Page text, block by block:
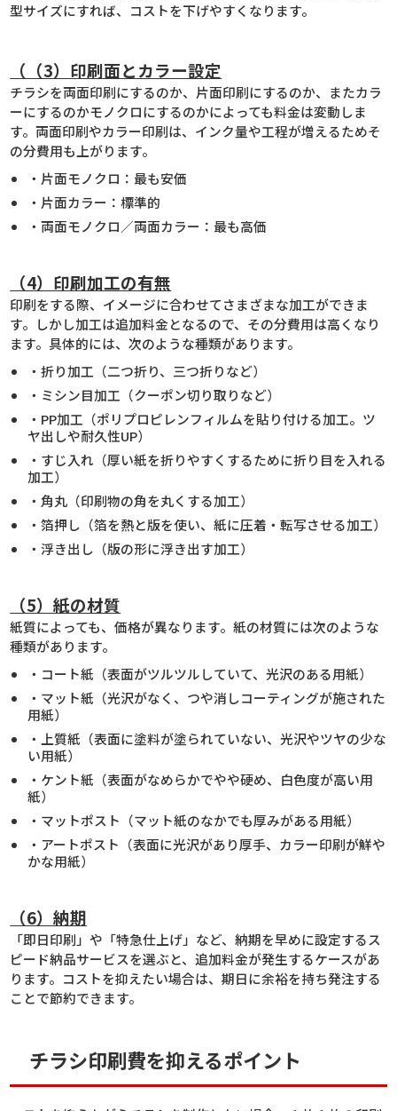
型サイズにすれば、コストを下げやすくなります。
（（3）印刷面とカラー設定
チラシを両面印刷にするのか、片面印刷にするのか、またカラ
ーにするのかモノクロにするのかによっても料金は変動しま
す。両面印刷やカラー印刷は、インク量や工程が増えるためそ
の分費用も上がります。
・片面モノクロ：最も安価
・片面カラー：標準的
・両面モノクロ／両面カラー：最も高価
（4）印刷加工の有無
印刷をする際、イメージに合わせてさまざまな加工ができま
す。しかし加工は追加料金となるので、その分費用は高くなり
ます。具体的には、次のような種類があります。
・折り加工（二つ折り、三つ折りなど）
・ミシン目加工（クーポン切り取りなど）
・PP加工（ポリプロピレンフィルムを貼り付ける加工。ツ
ヤ出しや耐久性UP）
・すじ入れ（厚い紙を折りやすくするために折り目を入れる
加工）
・角丸（印刷物の角を丸くする加工）
・箔押し（箔を熱と版を使い、紙に圧着・転写させる加工）
・浮き出し（版の形に浮き出す加工）
（5）紙の材質
紙質によっても、価格が異なります。紙の材質には次のような
種類があります。
・コート紙（表面がツルツルしていて、光沢のある用紙）
・マット紙（光沢がなく、つや消しコーティングが施された
用紙）
・上質紙（表面に塗料が塗られていない、光沢やツヤの少な
い用紙）
・ケント紙（表面がなめらかでやや硬め、白色度が高い用
紙）
・マットポスト（マット紙のなかでも厚みがある用紙）
・アートポスト（表面に光沢があり厚手、カラー印刷が鮮や
かな用紙）
（6）納期
「即日印刷」や「特急仕上げ」など、納期を早めに設定するス
ピード納品サービスを選ぶと、追加料金が発生するケースがあ
ります。コストを抑えたい場合は、期日に余裕を持ち発注する
ことで節約できます。
チラシ印刷費を抑えるポイント